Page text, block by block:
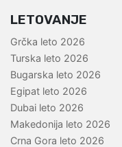
LETOVANJE
Grčka leto 2026
Turska leto 2026
Bugarska leto 2026
Egipat leto 2026
Dubai leto 2026
Makedonija leto 2026
Crna Gora leto 2026